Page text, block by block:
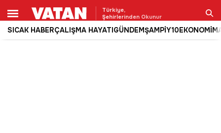
Türkiye,
Şehirlerinden Okunur
SICAK HABERÇALIŞMA HAYATIGÜNDEMŞAMPİY10EKONOMİ
Ara